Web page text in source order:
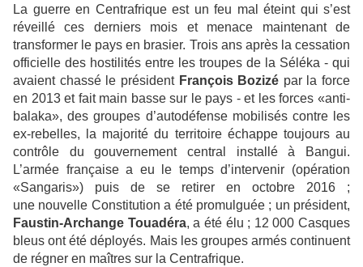
La guerre en Centrafrique est un feu mal éteint qui s’est
réveillé ces derniers mois et menace maintenant de
transformer le pays en brasier. Trois ans après la cessation
officielle des hostilités entre les troupes de la Séléka - qui
avaient chassé le président François Bozizé par la force
en 2013 et fait main basse sur le pays - et les forces «anti-
balaka», des groupes d’autodéfense mobilisés contre les
ex-rebelles, la majorité du territoire échappe toujours au
contrôle du gouvernement central installé à Bangui.
L’armée française a eu le temps d’intervenir (opération
«Sangaris») puis de se retirer en octobre 2016 ;
une nouvelle Constitution a été promulguée ; un président,
Faustin-Archange Touadéra, a été élu ; 12 000 Casques
bleus ont été déployés. Mais les groupes armés continuent
de régner en maîtres sur la Centrafrique.